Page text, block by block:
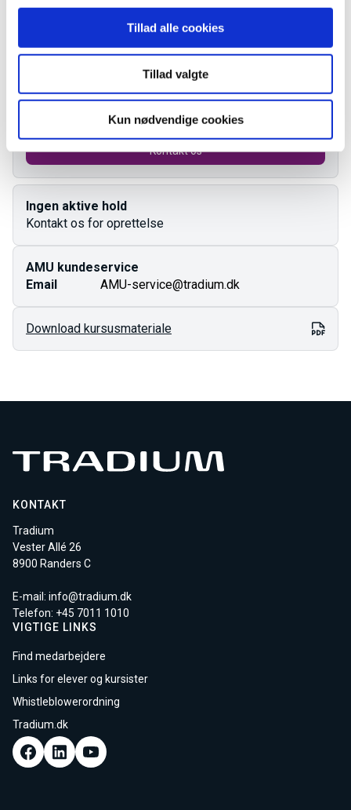
Tillad alle cookies
Tillad valgte
Kun nødvendige cookies
Ingen aktive hold
Kontakt os for oprettelse
AMU kundeservice
Email
AMU-service@tradium.dk
Download kursusmateriale
Målgruppe
Kursusbevis
Kontakt os
KONTAKT
Tradium
Vester Allé 26
8900 Randers C
E-mail: info@tradium.dk
Telefon: +45 7011 1010
VIGTIGE LINKS
Find medarbejdere
Links for elever og kursister
Whistleblowerordning
Tradium.dk